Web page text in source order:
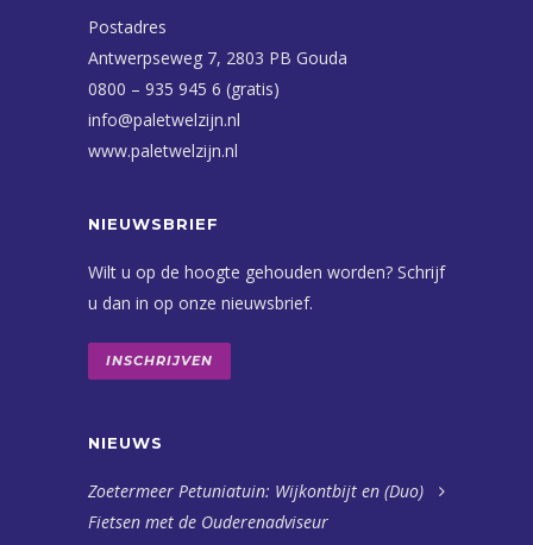
Postadres
Antwerpseweg 7, 2803 PB Gouda
0800 – 935 945 6 (gratis)
info@paletwelzijn.nl
www.paletwelzijn.nl
NIEUWSBRIEF
Wilt u op de hoogte gehouden worden? Schrijf
u dan in op onze nieuwsbrief.
INSCHRIJVEN
NIEUWS
Zoetermeer Petuniatuin: Wijkontbijt en (Duo)
Fietsen met de Ouderenadviseur